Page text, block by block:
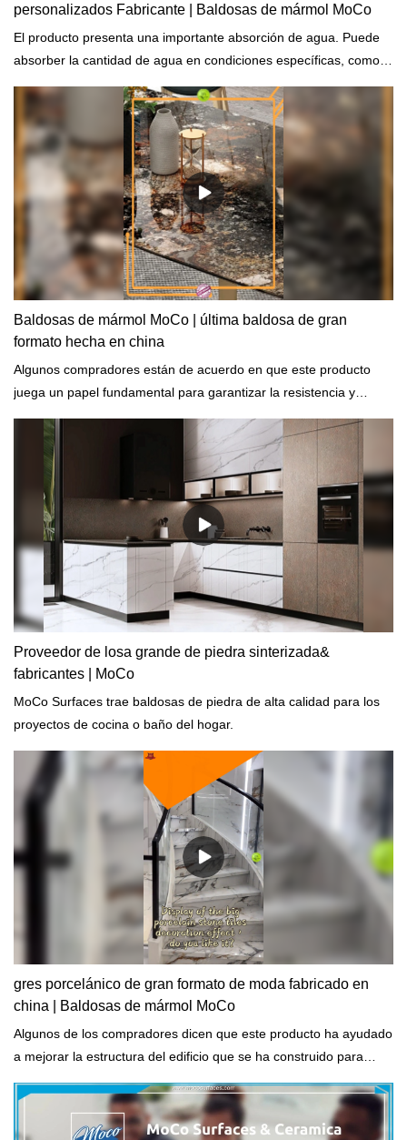
personalizados Fabricante | Baldosas de mármol MoCo
El producto presenta una importante absorción de agua. Puede
absorber la cantidad de agua en condiciones específicas, como
Baldosas de mármol MoCo | última baldosa de gran
formato hecha en china
Algunos compradores están de acuerdo en que este producto
juega un papel fundamental para garantizar la resistencia y
Proveedor de losa grande de piedra sinterizada&
fabricantes | MoCo
MoCo Surfaces trae baldosas de piedra de alta calidad para los
proyectos de cocina o baño del hogar.
gres porcelánico de gran formato de moda fabricado en
china | Baldosas de mármol MoCo
Algunos de los compradores dicen que este producto ha ayudado
a mejorar la estructura del edificio que se ha construido para